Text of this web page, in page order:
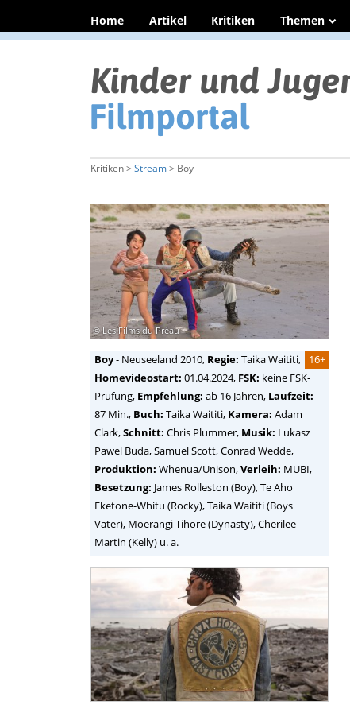
Home Artikel Kritiken Themen
Kritiken > Stream> Boy
© Les Films du Préau
16+
Boy- Neuseeland 2010, Regie: Taika Waititi,
Homevideostart: 01.04.2024, FSK: keine FSK-
Prüfung, Empfehlung: ab 16 Jahren, Laufzeit:
87 Min., Buch: Taika Waititi, Kamera: Adam
Clark,Schnitt: Chris Plummer, Musik: Lukasz
Pawel Buda, Samuel Scott, Conrad Wedde,
Produktion: Whenua/Unison,Verleih: MUBI,
Besetzung: James Rolleston (Boy), Te Aho
Eketone-Whitu (Rocky), Taika Waititi (Boys
Vater), Moerangi Tihore (Dynasty), Cherilee
Martin (Kelly) u. a.